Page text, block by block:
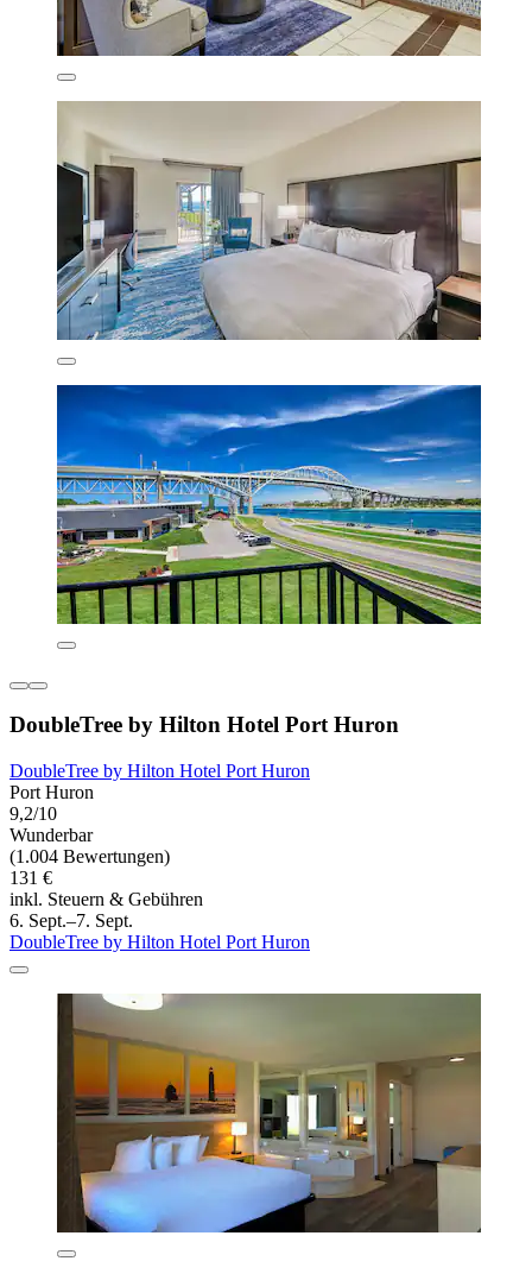
DoubleTree by Hilton Hotel Port Huron
DoubleTree by Hilton Hotel Port Huron
Port Huron
9,2/10
Wunderbar
(1.004 Bewertungen)
131 €
inkl. Steuern & Gebühren
6. Sept.–7. Sept.
DoubleTree by Hilton Hotel Port Huron